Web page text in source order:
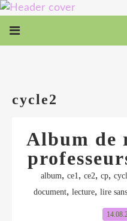
cycle2
Album de
album, ce1, ce2, cp,
document, lecture, lire